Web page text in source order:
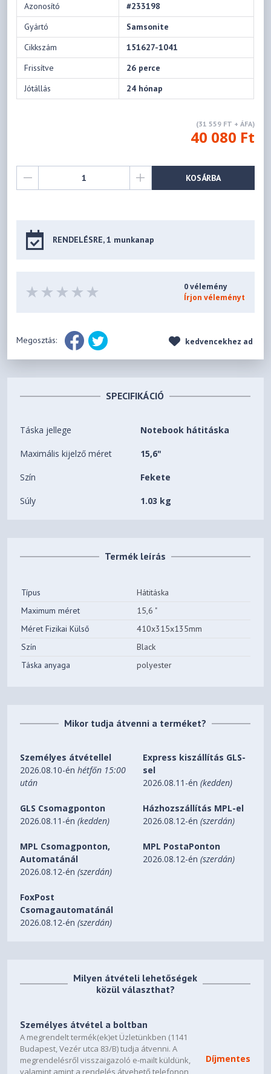
Azonosító
#233198
Gyártó
Samsonite
Cikkszám
151627-1041
Frissítve
26 perce
Jótállás
24 hónap
(31 559 FT + ÁFA)
40 080 Ft
KOSÁRBA
RENDELÉSRE, 1 munkanap
0 vélemény
Írjon véleményt
Megosztás: kedvencekhez ad
SPECIFIKÁCIÓ
Táska jellege Notebook hátitáska
Maximális kijelző méret 15,6"
Szín Fekete
Súly 1.03 kg
Termék leírás
Típus
Hátitáska
Maximum méret
15,6 "
Méret Fizikai Külső
410x315x135mm
Szín
Black
Táska anyaga
polyester
Mikor tudja átvenni a terméket?
Személyes átvétellel
2026.08.10-énhétfőn 15:00
után
Express kiszállítás GLS-
sel
2026.08.11-én(kedden)
GLS Csomagponton
2026.08.11-én(kedden)
Házhozszállítás MPL-el
2026.08.12-én(szerdán)
MPL Csomagponton,
Automatánál
2026.08.12-én(szerdán)
MPL PostaPonton
2026.08.12-én(szerdán)
FoxPost
Csomagautomatánál
2026.08.12-én(szerdán)
Milyen átvételi lehetőségek
közül választhat?
Személyes átvétel a boltban
A megrendelt termék(ek)et Üzletünkben (1141
Budapest, Vezér utca 83/B) tudja átvenni. A
megrendelésről visszaigazoló e-mailt küldünk,
valamint amint a rendelés átvehető telefonon,
Díjmentes